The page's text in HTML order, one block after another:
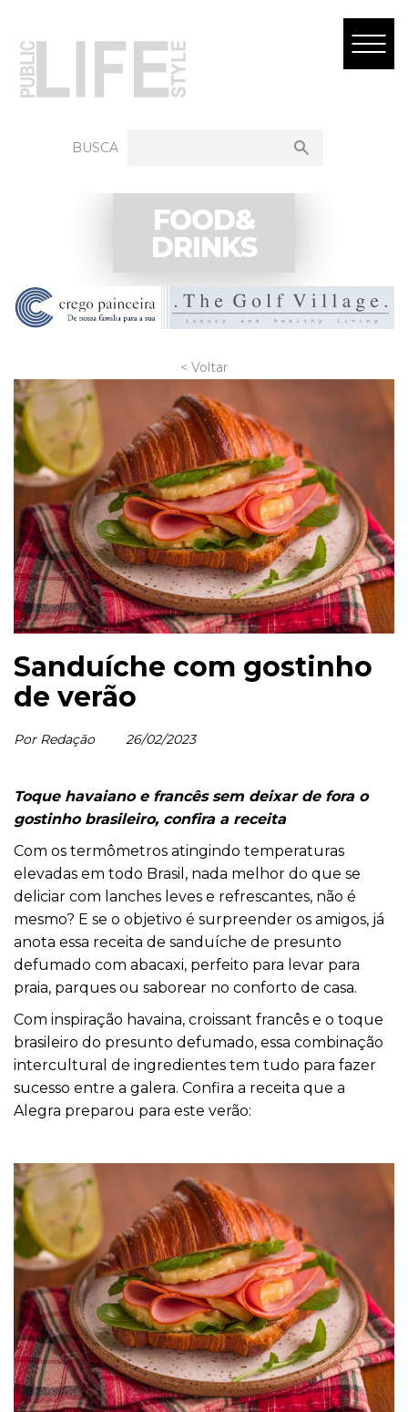
BUSCA
FOOD&
DRINKS
< Voltar
Sanduíche com gostinho
de verão
Por Redação 26/02/2023
Toque havaiano e francês sem deixar de fora o
gostinho brasileiro, confira a receita
Com os termômetros atingindo temperaturas
elevadas em todo Brasil, nada melhor do que se
deliciar com lanches leves e refrescantes, não é
mesmo? E se o objetivo é surpreender os amigos, já
anota essa receita de sanduíche de presunto
defumado com abacaxi, perfeito para levar para
praia, parques ou saborear no conforto de casa.
Com inspiração havaina, croissant francês e o toque
brasileiro do presunto defumado, essa combinação
intercultural de ingredientes tem tudo para fazer
sucesso entre a galera. Confira a receita que a
Alegra preparou para este verão: